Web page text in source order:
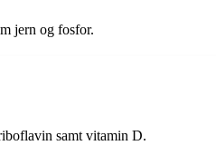
jern og fosfor.
samt vitamin D.